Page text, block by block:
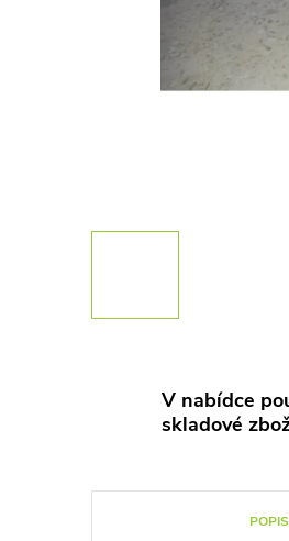
V nabídce
skladové